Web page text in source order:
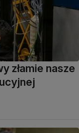
złamie nasze